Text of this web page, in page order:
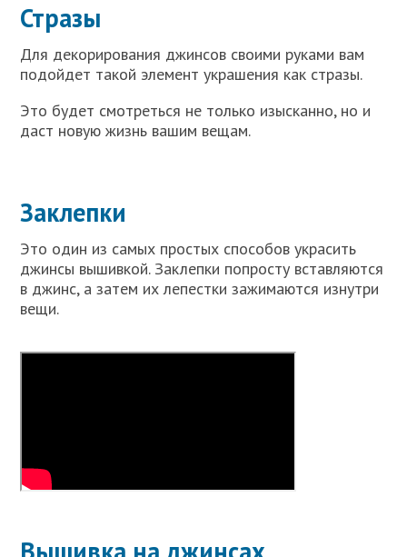
Стразы
Для декорирования джинсов своими руками вам
подойдет такой элемент украшения как стразы.
Это будет смотреться не только изысканно, но и
даст новую жизнь вашим вещам.
Заклепки
Это один из самых простых способов украсить
джинсы вышивкой. Заклепки попросту вставляются
в джинс, а затем их лепестки зажимаются изнутри
вещи.